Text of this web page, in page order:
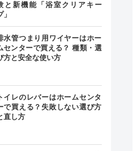
と新機能「浴室クリアキー
」
水管つまり用ワイヤーはホー
センターで買える？ 種類・選
方と安全な使い方
イレのレバーはホームセンタ
で買える？失敗しない選び方
直し方